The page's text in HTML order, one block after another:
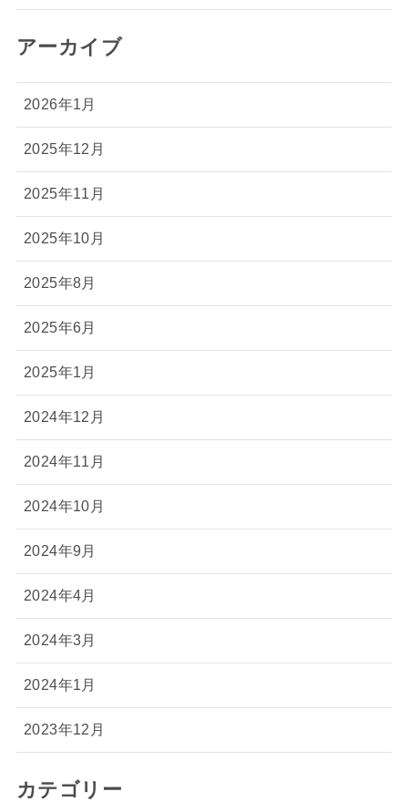
アーカイブ
2026年1月
2025年12月
2025年11月
2025年10月
2025年8月
2025年6月
2025年1月
2024年12月
2024年11月
2024年10月
2024年9月
2024年4月
2024年3月
2024年1月
2023年12月
カテゴリー